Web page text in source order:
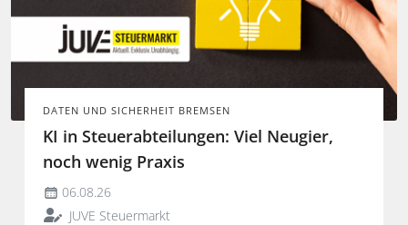
DATEN UND SICHERHEIT BREMSEN
KI in Steuerabteilungen: Viel Neugier,
noch wenig Praxis
06.08.26
JUVE Steuermarkt